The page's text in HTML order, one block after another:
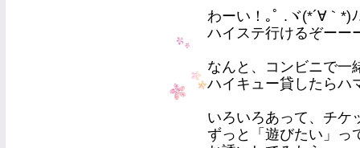
わーい！｡ﾟ .ヾ(*´∀｀*)
ハイステ行けるぞーー
なんと、コンビニで一
ハイキュー貸したら
いろいろあって、チケ
ずっと「遊びたい」っ